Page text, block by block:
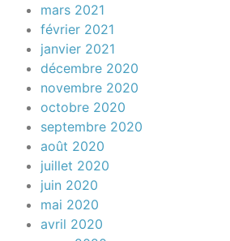
mars 2021
février 2021
janvier 2021
décembre 2020
novembre 2020
octobre 2020
septembre 2020
août 2020
juillet 2020
juin 2020
mai 2020
avril 2020